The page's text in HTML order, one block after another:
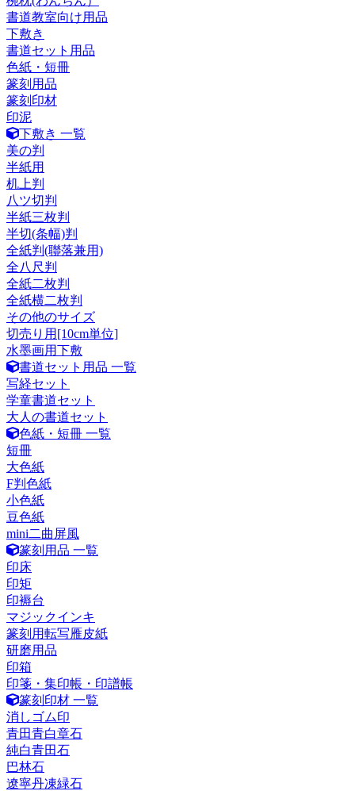
書道教室向け用品
下敷き
書道セット用品
色紙・短冊
篆刻用品
篆刻印材
印泥
下敷き 一覧
美の判
半紙用
机上判
八ツ切判
半紙三枚判
半切(条幅)判
全紙判(聯落兼用)
全八尺判
全紙二枚判
全紙横二枚判
その他のサイズ
切売り用[10cm単位]
水墨画用下敷
書道セット用品 一覧
写経セット
学童書道セット
大人の書道セット
色紙・短冊 一覧
短冊
大色紙
F判色紙
小色紙
豆色紙
mini二曲屏風
篆刻用品 一覧
印床
印矩
印褥台
マジックインキ
篆刻用転写雁皮紙
研磨用品
印箱
印箋・集印帳・印譜帳
篆刻印材 一覧
消しゴム印
青田青白章石
純白青田石
巴林石
遼寧丹凍緑石